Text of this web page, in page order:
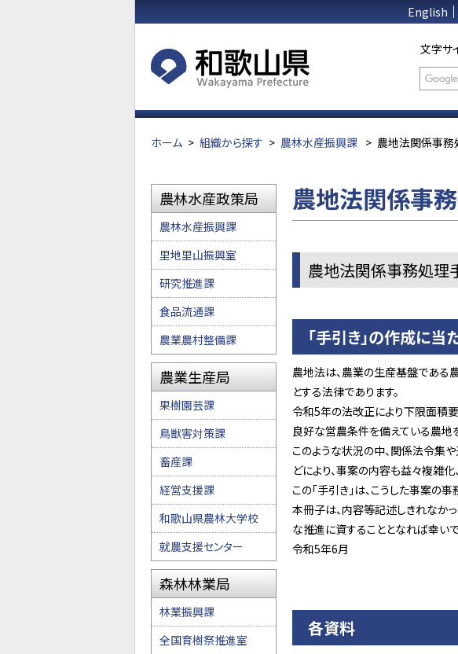
English
文字サ
ホーム > 組織から探す > 農林水産振興課 > 農地法関係事務
農地法関係事
農地法関係事務処理
「手引き」の作成に当
農地法は、農業の生産基盤である
とする法律であります。
令和5年の法改正により下限面積
良好な営農条件を備えている農地
このような状況の中、関係法令集
どにより、事案の内容も益々複雑化
この「手引き」は、こうした事案の
本冊子は、内容等記述しきれなか
な推進に資することとなれば幸いで
令和5年6月
各資料
農林水産政策局
農林水産振興課
里地里山振興室
研究推進課
食品流通課
農業農村整備課
農業生産局
果樹園芸課
鳥獣害対策課
畜産課
経営支援課
和歌山県農林大学校
就農支援センター
森林林業局
林業振興課
全国育樹祭推進室